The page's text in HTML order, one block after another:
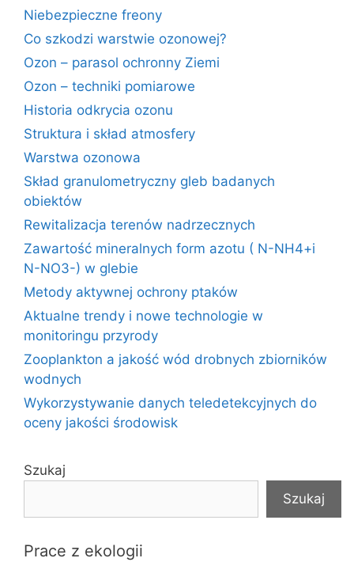
Niebezpieczne freony
Co szkodzi warstwie ozonowej?
Ozon – parasol ochronny Ziemi
Ozon – techniki pomiarowe
Historia odkrycia ozonu
Struktura i skład atmosfery
Warstwa ozonowa
Skład granulometryczny gleb badanych
obiektów
Rewitalizacja terenów nadrzecznych
Zawartość mineralnych form azotu ( N-NH4+i
N-NO3-) w glebie
Metody aktywnej ochrony ptaków
Aktualne trendy i nowe technologie w
monitoringu przyrody
Zooplankton a jakość wód drobnych zbiorników
wodnych
Wykorzystywanie danych teledetekcyjnych do
oceny jakości środowisk
Szukaj
Szukaj
Prace z ekologii